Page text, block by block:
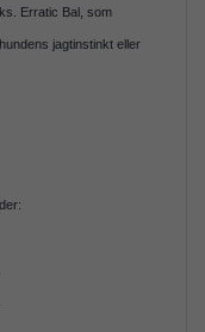
Erratic Bal, som
jagtinstinkt eller